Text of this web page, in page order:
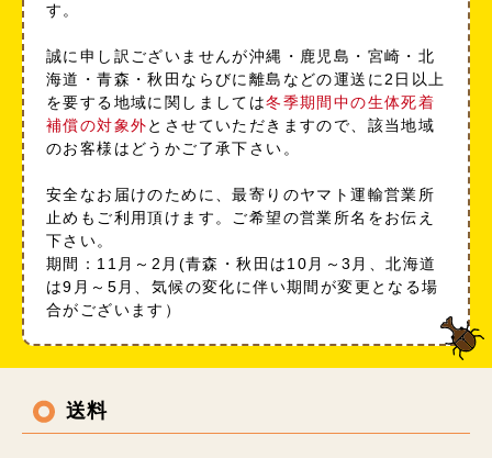
す。
誠に申し訳ございませんが沖縄・鹿児島・宮崎・北
海道・青森・秋田ならびに離島などの運送に2日以上
を要する地域に関しましては冬季期間中の生体死着
補償の対象外とさせていただきますので、該当地域
のお客様はどうかご了承下さい。
安全なお届けのために、最寄りのヤマト運輸営業所
止めもご利用頂けます。ご希望の営業所名をお伝え
下さい。
期間：11月～2月(青森・秋田は10月～3月、北海道
は9月～5月、気候の変化に伴い期間が変更となる場
合がございます）
送料